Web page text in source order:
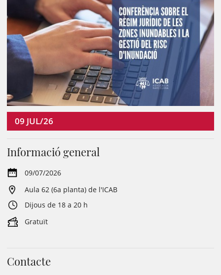
09 JUL/26
Informació general
09/07/2026
Aula 62 (6a planta) de l'ICAB
Dijous de 18 a 20 h
Gratuït
Contacte